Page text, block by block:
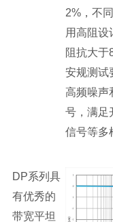
2%，不
用高阻设
阻抗大
安规测试
高频噪声
号，满足
信号等多
DP系列具
有优秀的
带宽平坦